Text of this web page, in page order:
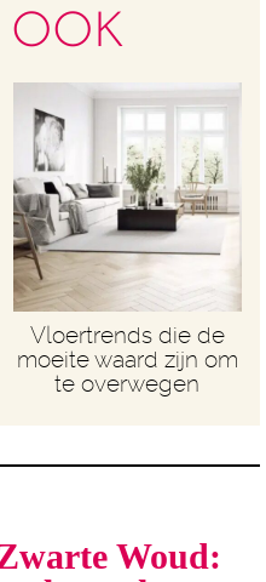
OOK
Vloertrends die de
moeite waard zijn om
te overwegen
Woud: